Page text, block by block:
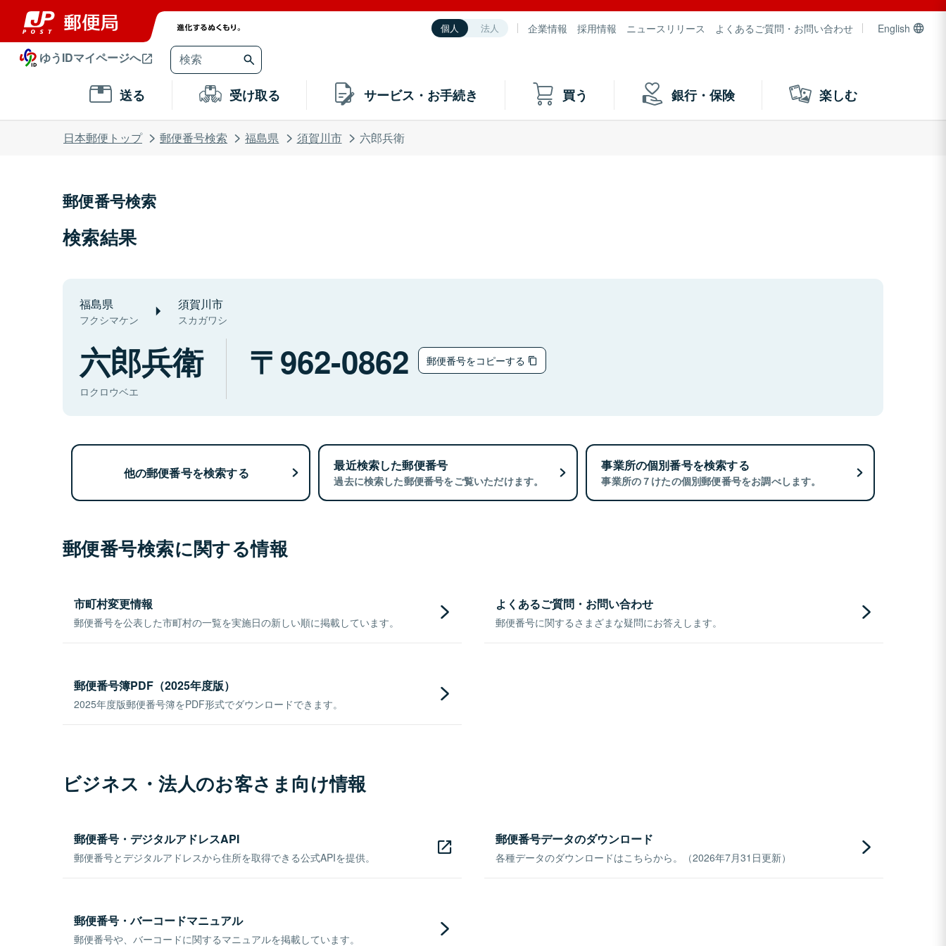
個人 法人 企業情報 採用情報 ニュースリリース よくあるご質問・お問い合わせ English
ゆうIDマイページへ
送る 受け取る サービス・お手続き 買う 銀行・保険 楽しむ
日本郵便トップ 郵便番号検索 福島県 須賀川市 六郎兵衛
郵便番号検索
検索結果
福島県
フクシマケン
須賀川市
スカガワシ
六郎兵衛
ロクロウベエ
962-0862 郵便番号をコピーする
他の郵便番号を検索する 最近検索した郵便番号
過去に検索した郵便番号をご覧いただけます。
事業所の個別番号を検索する
事業所の７けたの個別郵便番号をお調べします。
郵便番号検索に関する情報
市町村変更情報
郵便番号を公表した市町村の一覧を実施日の新しい順に掲載しています。
よくあるご質問・お問い合わせ
郵便番号に関するさまざまな疑問にお答えします。
郵便番号簿PDF（2025年度版）
2025年度版郵便番号簿をPDF形式でダウンロードできます。
ビジネス・法人のお客さま向け情報
郵便番号・デジタルアドレスAPI
郵便番号とデジタルアドレスから住所を取得できる公式APIを提供。
郵便番号データのダウンロード
各種データのダウンロードはこちらから。（2026年7月31日更新）
郵便番号・バーコードマニュアル
郵便番号や、バーコードに関するマニュアルを掲載しています。